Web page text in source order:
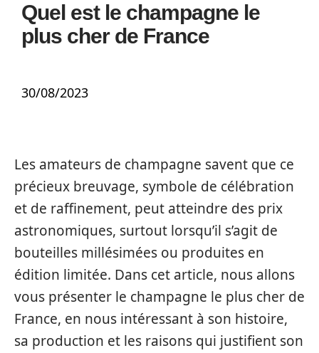
Quel est le champagne le
plus cher de France
30/08/2023
Les amateurs de champagne savent que ce
précieux breuvage, symbole de célébration
et de raffinement, peut atteindre des prix
astronomiques, surtout lorsqu’il s’agit de
bouteilles millésimées ou produites en
édition limitée. Dans cet article, nous allons
vous présenter le champagne le plus cher de
France, en nous intéressant à son histoire,
sa production et les raisons qui justifient son